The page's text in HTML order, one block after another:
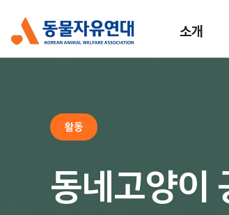
소개
활동
동네고양이